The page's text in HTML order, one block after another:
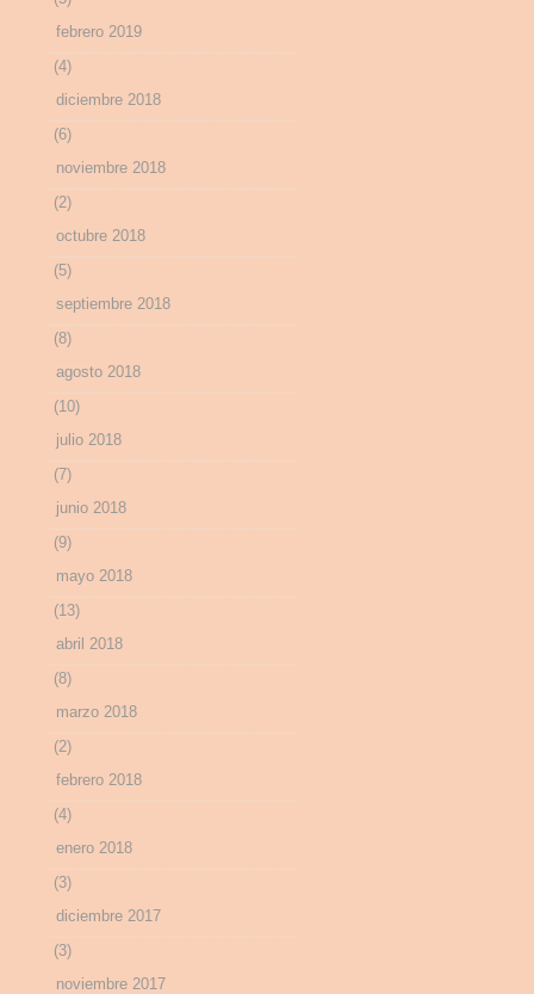
febrero 2019
(4)
diciembre 2018
(6)
noviembre 2018
(2)
octubre 2018
(5)
septiembre 2018
(8)
agosto 2018
(10)
julio 2018
(7)
junio 2018
(9)
mayo 2018
(13)
abril 2018
(8)
marzo 2018
(2)
febrero 2018
(4)
enero 2018
(3)
diciembre 2017
(3)
noviembre 2017